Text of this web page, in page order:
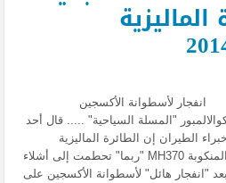
الماليزية
انفجار لأسطوانة الأكسجين
"المسلة السياحية" ..... قال أحد
خبراء الطيران إن الطائرة الماليزية
المنكوبة MH370 "ربما" تحطمت إلى أشلاء
بعد "انفجار هائل" لأسطوانة الأكسجين على